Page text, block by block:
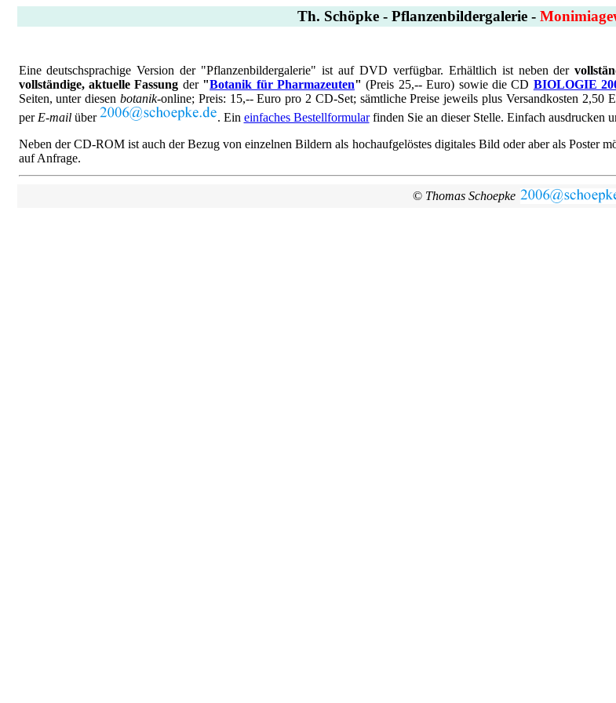
Th. Schöpke - Pflanzenbildergalerie -
Eine deutschsprachige Version der "Pflanzenbildergalerie" ist auf DVD verfügbar. Erhältlich ist neben der
vollständige, aktuelle Fassung der "Botanik für Pharmazeuten" (Preis 25,-- Euro) sowie die CD BIOLOGIE
Seiten, unter diesen botanik-online; Preis: 15,-- Euro pro 2 CD-Set; sämtliche Preise jeweils plus Versandkosten
per E-mailüber . Ein einfaches Bestellformularfinden Sie an dieser Stelle. Einfach ausdrucken
Neben der CD-ROM ist auch der Bezug von einzelnen Bildern als hochaufgelöstes digitales Bild oder aber als Poster
auf Anfrage.
© Thomas Schoepke